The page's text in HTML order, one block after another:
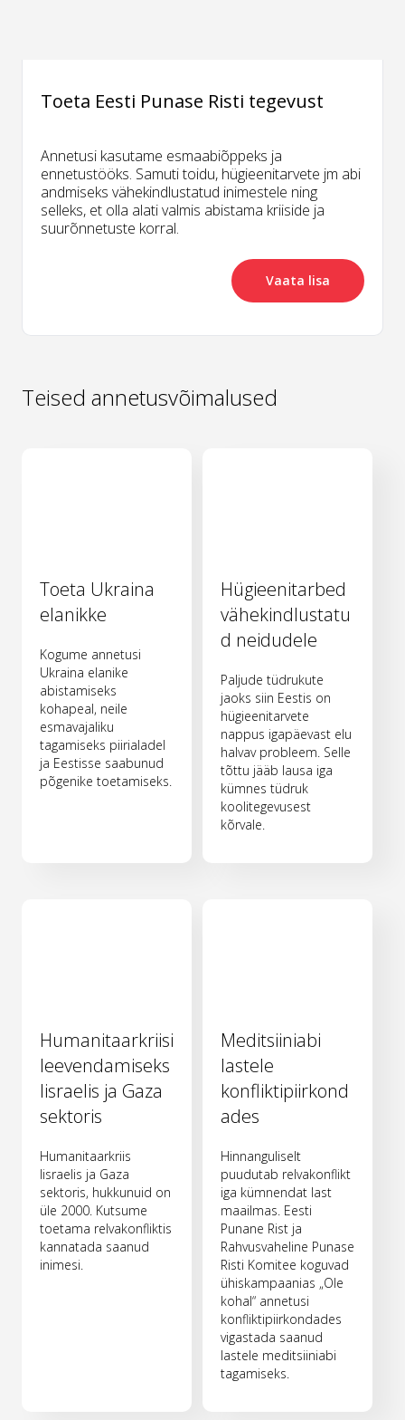
Toeta Eesti Punase Risti tegevust
Annetusi kasutame esmaabiõppeks ja
ennetustööks. Samuti toidu, hügieenitarvete jm abi
andmiseks vähekindlustatud inimestele ning
selleks, et olla alati valmis abistama kriiside ja
suurõnnetuste korral.
Vaata lisa
Teised annetusvõimalused
Toeta Ukraina
elanikke
Kogume annetusi
Ukraina elanike
abistamiseks
kohapeal, neile
esmavajaliku
tagamiseks piirialadel
ja Eestisse saabunud
põgenike toetamiseks.
Hügieenitarbed
vähekindlustatu
d neidudele
Paljude tüdrukute
jaoks siin Eestis on
hügieenitarvete
nappus igapäevast elu
halvav probleem. Selle
tõttu jääb lausa iga
kümnes tüdruk
koolitegevusest
kõrvale.
Humanitaarkriisi
leevendamiseks
Iisraelis ja Gaza
sektoris
Humanitaarkriis
Iisraelis ja Gaza
sektoris, hukkunuid on
üle 2000. Kutsume
toetama relvakonfliktis
kannatada saanud
inimesi.
Meditsiiniabi
lastele
konfliktipiirkond
ades
Hinnanguliselt
puudutab relvakonflikt
iga kümnendat last
maailmas. Eesti
Punane Rist ja
Rahvusvaheline Punase
Risti Komitee koguvad
ühiskampaanias „Ole
kohal“ annetusi
konfliktipiirkondades
vigastada saanud
lastele meditsiiniabi
tagamiseks.